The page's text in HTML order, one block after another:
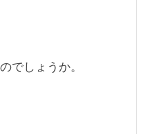
でしょうか。